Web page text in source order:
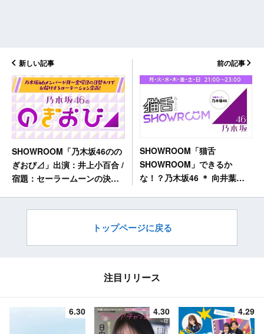
新しい記事
SHOWROOM「乃木坂46のの
ぎおび⊿」出演：井上小百合 /
宿題：セーラームーンの決め
前の記事
SHOWROOM「猫舌
SHOWROOM」できるか
な！？乃木坂46 ＊ 向井葉
トップページに戻る
注目リリース
6.30 4.30 4.29